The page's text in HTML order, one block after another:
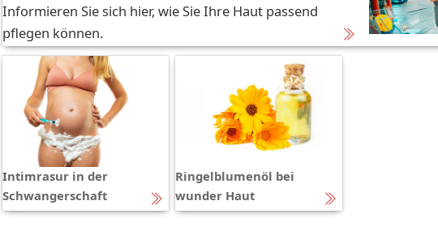
Informieren Sie sich hier, wie Sie Ihre Haut passend
pflegen können.
Intimrasur in der
Schwangerschaft
Ringelblumenöl bei
wunder Haut